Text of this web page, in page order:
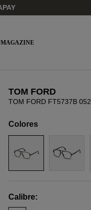
MAGAZINE
TOM FORD
TOM FORD FT5737B 052
Colores
Calibre: